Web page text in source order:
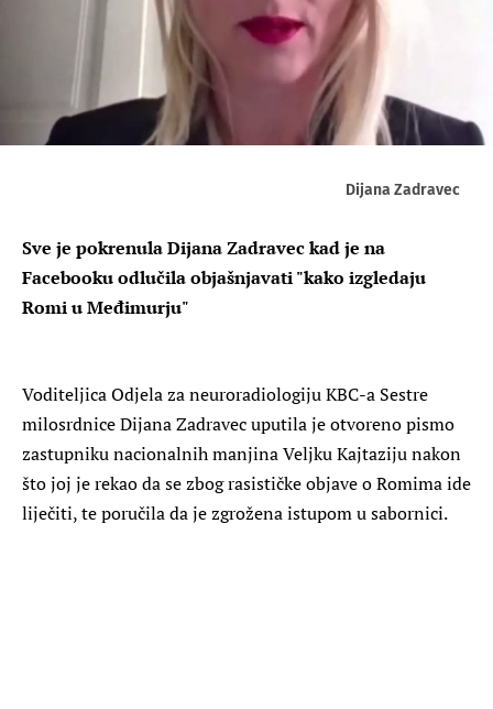
Dijana Zadravec
Sve je pokrenula Dijana Zadravec kad je na
Facebooku odlučila objašnjavati "kako izgledaju
Romi u Međimurju"
Voditeljica Odjela za neuroradiologiju KBC-a Sestre
milosrdnice Dijana Zadravec uputila je otvoreno pismo
zastupniku nacionalnih manjina Veljku Kajtaziju nakon
što joj je rekao da se zbog rasističke objave o Romima ide
liječiti, te poručila da je zgrožena istupom u sabornici.